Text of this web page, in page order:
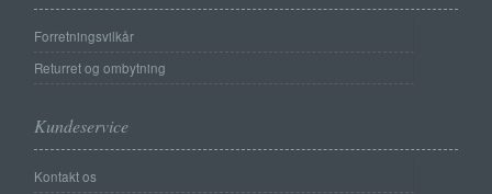
Forretningsvilkår
Returret og ombytning
Kundeservice
Kontakt os